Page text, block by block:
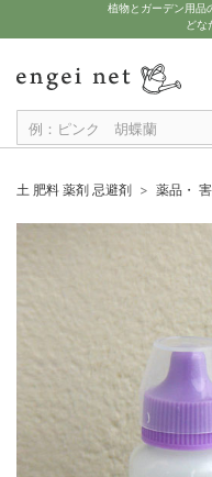
植物とガーデン用
どな
土 肥料 薬剤 忌避剤 薬品・
季節の特集
野菜に使える殺
11月中下旬予約
グッズ・資材
グッズ・資材